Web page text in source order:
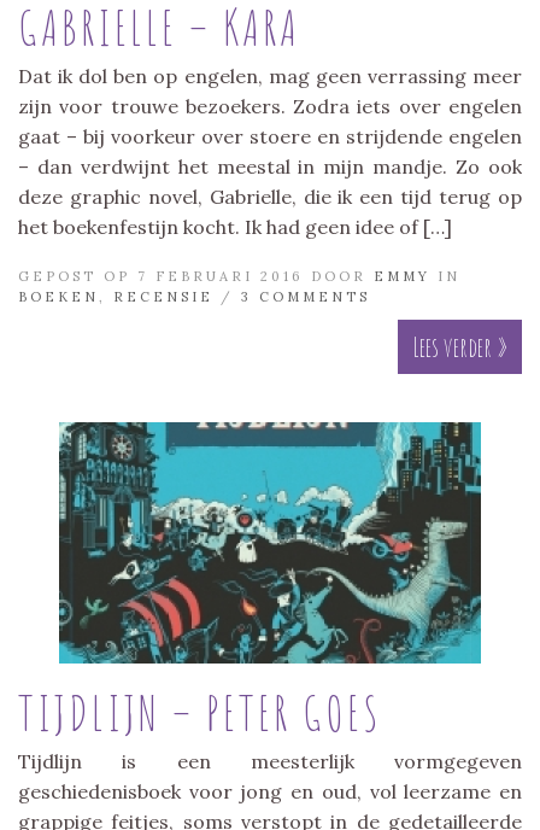
GABRIELLE – KARA
Dat ik dol ben op engelen, mag geen verrassing meer
zijn voor trouwe bezoekers. Zodra iets over engelen
gaat – bij voorkeur over stoere en strijdende engelen
– dan verdwijnt het meestal in mijn mandje. Zo ook
deze graphic novel, Gabrielle, die ik een tijd terug op
het boekenfestijn kocht. Ik had geen idee of […]
GEPOST OP 7 FEBRUARI 2016 DOOR EMMY
IN
BOEKEN
RECENSIE / 3 COMMENTS
Lees verder »
TIJDLIJN – PETER GOES
Tijdlijn is een meesterlijk vormgegeven
geschiedenisboek voor jong en oud, vol leerzame en
grappige feitjes, soms verstopt in de gedetailleerde